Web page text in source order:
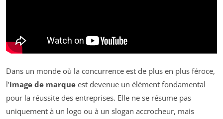
Dans un monde où la concurrence est de plus en plus féroce,
l’image de marque est devenue un élément fondamental
pour la réussite des entreprises. Elle ne se résume pas
uniquement à un logo ou à un slogan accrocheur, mais